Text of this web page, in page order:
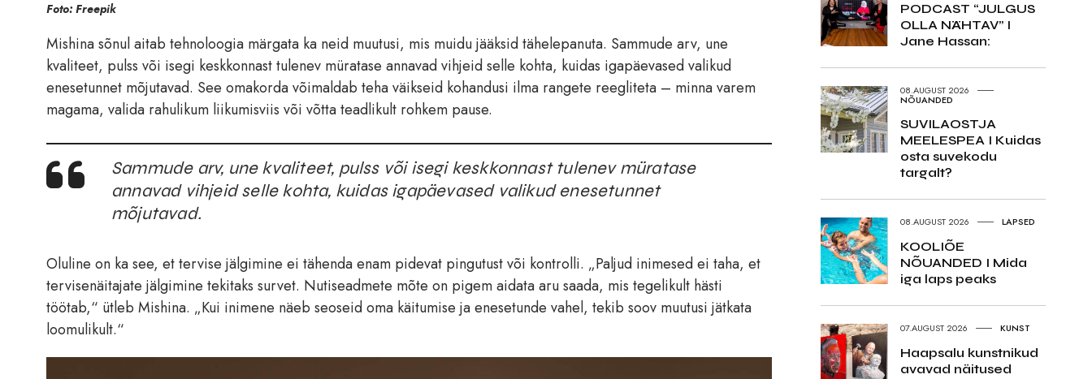
Foto: Freepik
Mishina sõnul aitab tehnoloogia märgata ka neid muutusi, mis muidu jääksid tähelepanuta. Sammude arv, une
kvaliteet, pulss või isegi keskkonnast tulenev müratase annavad vihjeid selle kohta, kuidas igapäevased valikud
enesetunnet mõjutavad. See omakorda võimaldab teha väikseid kohandusi ilma rangete reegliteta – minna varem
magama, valida rahulikum liikumisviis või võtta teadlikult rohkem pause.
Sammude arv, une kvaliteet, pulss või isegi keskkonnast tulenev müratase
annavad vihjeid selle kohta, kuidas igapäevased valikud enesetunnet
mõjutavad.
Oluline on ka see, et tervise jälgimine ei tähenda enam pidevat pingutust või kontrolli. „Paljud inimesed ei taha, et
tervisenäitajate jälgimine tekitaks survet. Nutiseadmete mõte on pigem aidata aru saada, mis tegelikult hästi
töötab,“ ütleb Mishina. „Kui inimene näeb seoseid oma käitumise ja enesetunde vahel, tekib soov muutusi jätkata
loomulikult.“
PODCAST “JULGUS
OLLA NÄHTAV” I
Jane Hassan:
08.AUGUST 2026
NÕUANDED
SUVILAOSTJA
MEELESPEA I Kuidas
osta suvekodu
targalt?
08.AUGUST 2026 LAPSED
KOOLIÕE
NÕUANDED I Mida
iga laps peaks
07.AUGUST 2026 KUNST
Haapsalu kunstnikud
avavad näitused